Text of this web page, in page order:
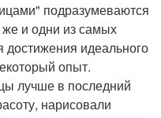
подразумеваются
и одни из самых
идеального
опыт.
лучше в последний
нарисовали